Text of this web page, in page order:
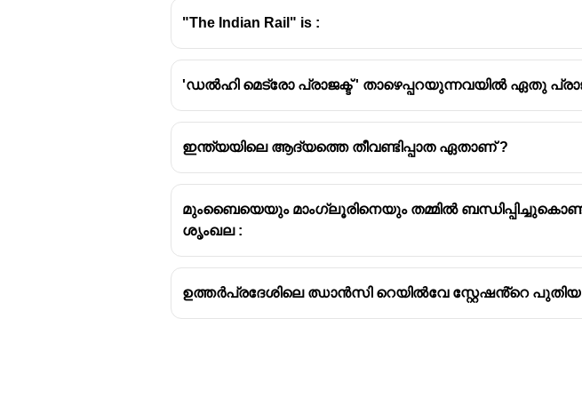
"The Indian Rail" is :
'ഡൽഹി മെട്രോ പ്രാജക്ട് ' താഴെപ്പറയുന്നവയിൽ ഏതു
ഇന്ത്യയിലെ ആദ്യത്തെ തീവണ്ടിപ്പാത ഏതാണ് ?
മുംബൈയെയും മാംഗ്ലൂരിനെയും തമ്മിൽ
ശൃംഖല :
ഉത്തർപ്രദേശിലെ ഝാൻസി റെയിൽവേ സ്റ്റേഷൻ്റെ പുതിയ